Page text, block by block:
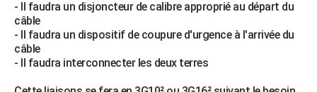
- Il faudra un disjoncteur de calibre approprié au départ du
câble
- Il faudra un dispositif de coupure d'urgence à l'arrivée du
câble
- Il faudra interconnecter les deux terres